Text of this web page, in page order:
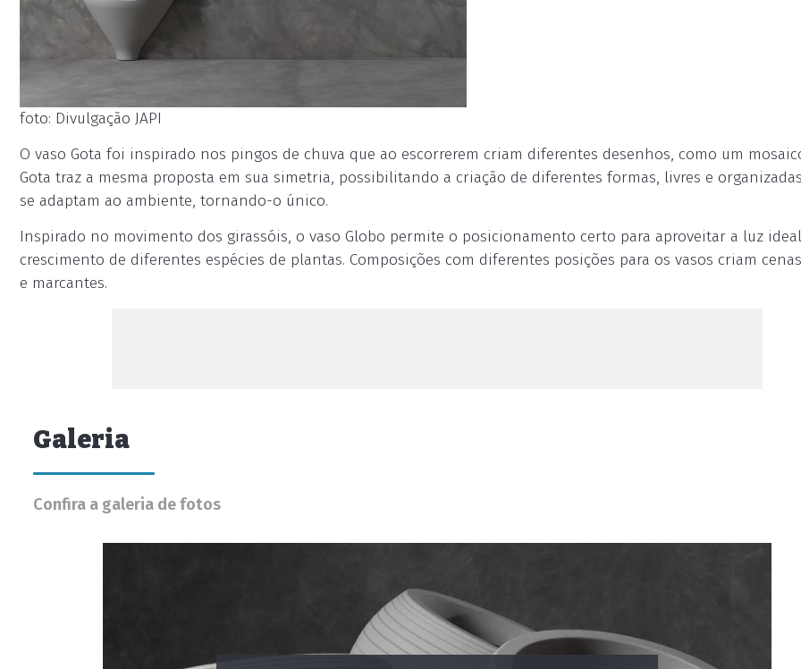
foto: Divulgação JAPI
O vaso Gota foi inspirado nos pingos de chuva que ao escorrerem criam diferentes desenhos, como um
Gota traz a mesma proposta em sua simetria, possibilitando a criação de diferentes formas, livres e
se adaptam ao ambiente, tornando-o único.
Inspirado no movimento dos girassóis, o vaso Globo permite o posicionamento certo para aproveitar a luz
crescimento de diferentes espécies de plantas. Composições com diferentes posições para os vasos criam
e marcantes.
Galeria
Confira a galeria de fotos